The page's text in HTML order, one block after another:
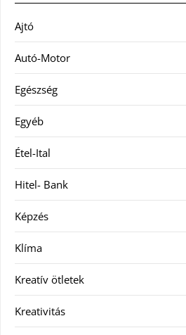
Ajtó
Autó-Motor
Egészség
Egyéb
Étel-Ital
Hitel- Bank
Képzés
Klíma
Kreatív ötletek
Kreativitás